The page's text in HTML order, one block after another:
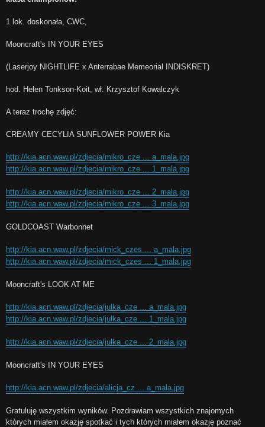
1 lok. doskonała, CWC,
Mooncraft's IN YOUR EYES
(Laserjoy NIGHTLIFE x Anterrabae Memeorial INDISKRET)
hod. Helen Tonkson-Koit, wł. Krzysztof Kowalczyk
A teraz trochę zdjęć:
CREAMY CECYLIA SUNFLOWER POWER Kia
http://kia.acn.waw.pl/zdjecia/mikro_cze ... a_mala.jpg
http://kia.acn.waw.pl/zdjecia/mikro_cze ... 1_mala.jpg
http://kia.acn.waw.pl/zdjecia/mikro_cze ... 2_mala.jpg
http://kia.acn.waw.pl/zdjecia/mikro_cze ... 3_mala.jpg
GOLDCOAST Warbonnet
http://kia.acn.waw.pl/zdjecia/mick_czes ... a_mala.jpg
http://kia.acn.waw.pl/zdjecia/mick_czes ... 1_mala.jpg
Mooncraft's LOOK AT ME
http://kia.acn.waw.pl/zdjecia/julka_cze ... a_mala.jpg
http://kia.acn.waw.pl/zdjecia/julka_cze ... 1_mala.jpg
http://kia.acn.waw.pl/zdjecia/julka_cze ... 2_mala.jpg
Mooncraft's IN YOUR EYES
http://kia.acn.waw.pl/zdjecia/alicja_cz ... a_mala.jpg
Gratuluję wszystkim wyników. Pozdrawiam wszystkich znajomych
których miałem okazję spotkać i tych których miałem okazję poznać